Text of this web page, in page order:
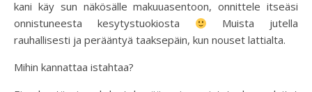
kani käy sun näkösälle makuuasentoon, onnittele itseäsi
onnistuneesta kesytystuokiosta
Muista jutella
rauhallisesti ja perääntyä taaksepäin, kun nouset lattialta.
Mihin kannattaa istahtaa?